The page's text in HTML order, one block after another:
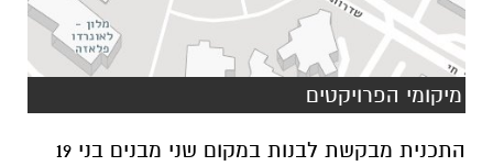
מיקומי הפרויקטים
התכנית מבקשת לבנות במקום שני מבנים בני 19